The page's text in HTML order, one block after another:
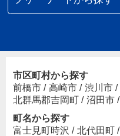
市区町村から探す
前橋市 / 高崎市 / 渋川市 /
北群馬郡吉岡町 / 沼田市 /
町名から探す
富士見町時沢 / 北代田町 /